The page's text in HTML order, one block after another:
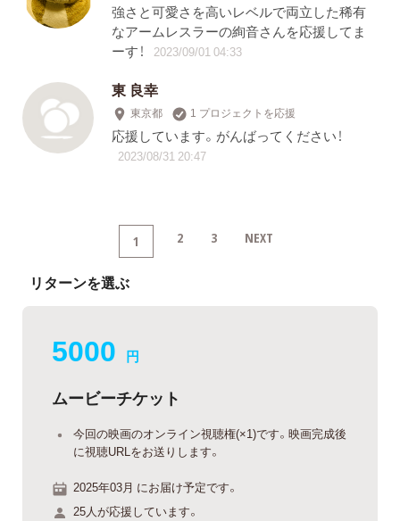
強さと可愛さを高いレベルで両立した稀有
なアームレスラーの絢音さんを応援してま
ーす！
2023/09/01 04:33
東 良幸
東京都 1 プロジェクトを応援
応援しています。がんばってください！
2023/08/31 20:47
1 2 3 NEXT
リターンを選ぶ
5000 円
ムービーチケット
今回の映画のオンライン視聴権(×1)です。映画完成後
に視聴URLをお送りします。
2025年03月 にお届け予定です。
25人が応援しています。